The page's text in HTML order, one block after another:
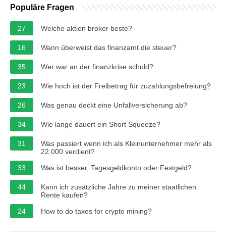
Populäre Fragen
27 Welche aktien broker beste?
16 Wann überweist das finanzamt die steuer?
35 Wer war an der finanzkrise schuld?
23 Wie hoch ist der Freibetrag für zuzahlungsbefreiung?
26 Was genau deckt eine Unfallversicherung ab?
34 Wie lange dauert ein Short Squeeze?
31
Was passiert wenn ich als Kleinunternehmer mehr als
22.000 verdient?
33
Was ist besser, Tagesgeldkonto oder Festgeld?
44
Kann ich zusätzliche Jahre zu meiner staatlichen
Rente kaufen?
24
How to do taxes for crypto mining?